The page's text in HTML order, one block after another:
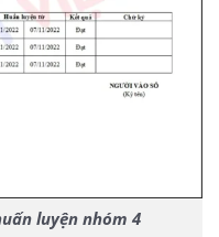
luyện nhóm 4